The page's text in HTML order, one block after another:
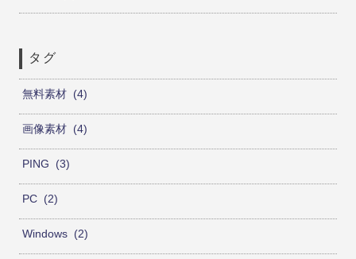
タグ
無料素材 4
画像素材 4
PING 3
PC 2
Windows 2